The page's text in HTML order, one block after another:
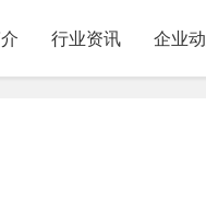
行业资讯 企业